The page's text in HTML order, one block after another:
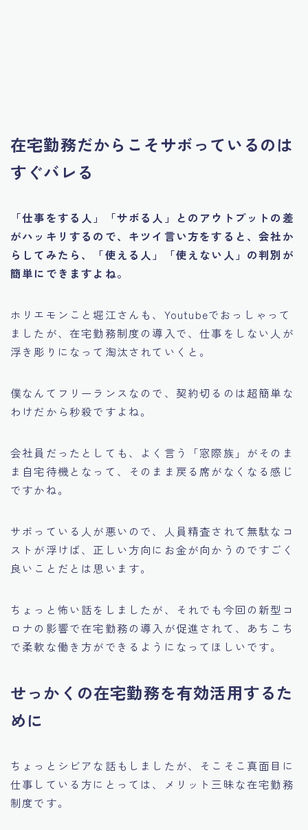
在宅勤務だからこそサボっているのは
すぐバレる
「仕事をする人」「サボる人」とのアウトプットの差
がハッキリするので、キツイ言い方をすると、会社か
らしてみたら、「使える人」「使えない人」の判別が
簡単にできますよね。
ホリエモンこと堀江さんも、Youtubeでおっしゃって
ましたが、在宅勤務制度の導入で、仕事をしない人が
浮き彫りになって淘汰されていくと。
僕なんてフリーランスなので、契約切るのは超簡単な
わけだから秒殺ですよね。
会社員だったとしても、よく言う「窓際族」がそのま
ま自宅待機となって、そのまま戻る席がなくなる感じ
ですかね。
サボっている人が悪いので、人員精査されて無駄なコ
ストが浮けば、正しい方向にお金が向かうのですごく
良いことだとは思います。
ちょっと怖い話をしましたが、それでも今回の新型コ
ロナの影響で在宅勤務の導入が促進されて、あちこち
で柔軟な働き方ができるようになってほしいです。
せっかくの在宅勤務を有効活用するた
めに
ちょっとシビアな話もしましたが、そこそこ真面目に
仕事している方にとっては、メリット三昧な在宅勤務
制度です。